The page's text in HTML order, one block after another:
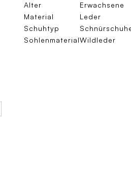
Alter
Erwachsene
Material
Leder
Schuhtyp
SohlenmaterialWildleder